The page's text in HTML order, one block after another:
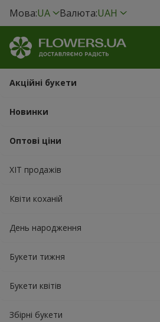
Мова:UA Валюта:UAH
Акційні букети
Новинки
Оптові ціни
ХІТ продажів
Квіти коханій
День народження
Букети тижня
Букети квітів
Збірні букети